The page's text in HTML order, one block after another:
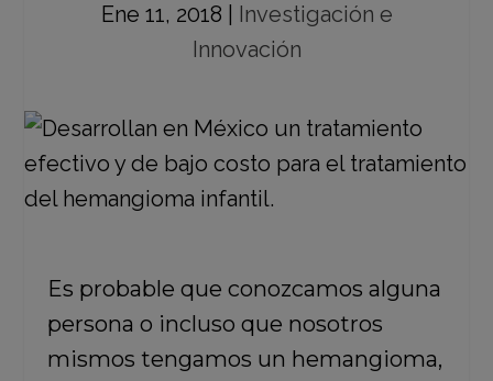
Ene 11, 2018
Investigación e
Innovación
Es probable que conozcamos alguna
persona o incluso que nosotros
mismos tengamos un hemangioma,